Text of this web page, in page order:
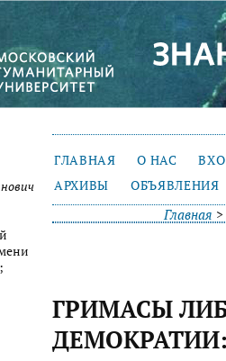
ГЛАВНАЯ О НАС
АРХИВЫ
ОБЪЯВЛЕНИЯ
Главная >
ГРИМАСЫ